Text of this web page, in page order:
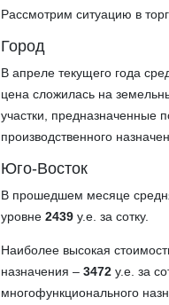
Рассмотрим ситуацию в
Город
В апреле текущего года
цена сложилась на
участки, предназначенные
производственного
Юго-Восток
В прошедшем месяце
уровне2439 у.е. за сотку.
Наиболее высокая
назначения –3472 у.е. за
многофункционального